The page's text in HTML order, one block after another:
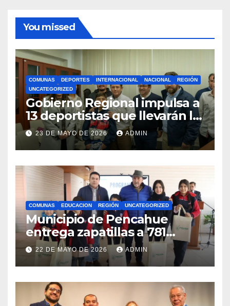
You missed
COMUNAS DEPORTES INTERNACIONAL NACIONAL
REGIÓN
UNCATEGORIZED
Gobierno Regional impulsa a
13 deportistas que llevarán la
bandera maulina a
competencias
internacionales
23 DE MAYO DE 2026 ADMIN
COMUNAS EDUCACION REGIÓN UNCATEGORIZED
Municipio de Pencahue
entrega zapatillas a 781
estudiantes con recursos del
Royalty Minero
22 DE MAYO DE 2026 ADMIN